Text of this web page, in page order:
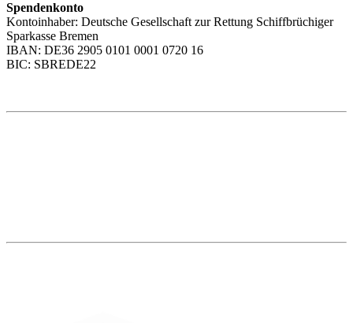
Spendenkonto
Kontoinhaber: Deutsche Gesellschaft zur Rettung Schiffbrüchiger
Sparkasse Bremen
IBAN: DE36 2905 0101 0001 0720 16
BIC: SBREDE22